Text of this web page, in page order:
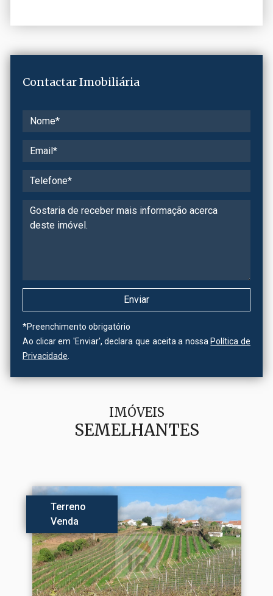
Contactar Imobiliária
*Preenchimento obrigatório
Ao clicar em 'Enviar', declara que aceita a nossa Política de
Privacidade
IMÓVEIS
SEMELHANTES
Terreno
Venda